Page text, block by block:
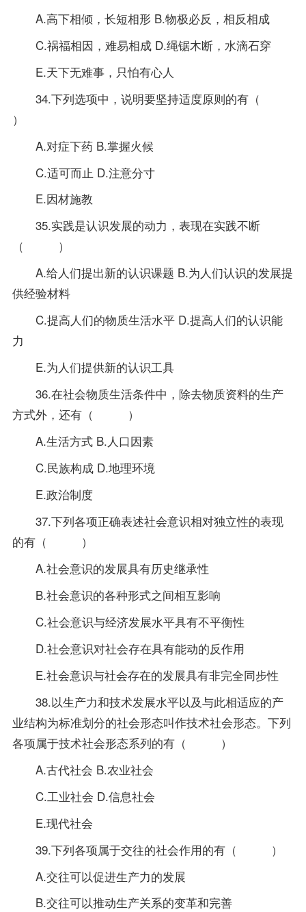
A.高下相倾，长短相形 B.物极必反，相反相成
C.祸福相因，难易相成 D.绳锯木断，水滴石穿
E.天下无难事，只怕有心人
34.下列选项中，说明要坚持适度原则的有（
）
A.对症下药 B.掌握火候
C.适可而止 D.注意分寸
E.因材施教
35.实践是认识发展的动力，表现在实践不断
（ ）
A.给人们提出新的认识课题 B.为人们认识的发展提
供经验材料
C.提高人们的物质生活水平 D.提高人们的认识能
力
E.为人们提供新的认识工具
36.在社会物质生活条件中，除去物质资料的生产
方式外，还有（ ）
A.生活方式 B.人口因素
C.民族构成 D.地理环境
E.政治制度
37.下列各项正确表述社会意识相对独立性的表现
的有（ ）
A.社会意识的发展具有历史继承性
B.社会意识的各种形式之间相互影响
C.社会意识与经济发展水平具有不平衡性
D.社会意识对社会存在具有能动的反作用
E.社会意识与社会存在的发展具有非完全同步性
38.以生产力和技术发展水平以及与此相适应的产
业结构为标准划分的社会形态叫作技术社会形态。下列
各项属于技术社会形态系列的有（ ）
A.古代社会 B.农业社会
C.工业社会 D.信息社会
E.现代社会
39.下列各项属于交往的社会作用的有（ ）
A.交往可以促进生产力的发展
B.交往可以推动生产关系的变革和完善